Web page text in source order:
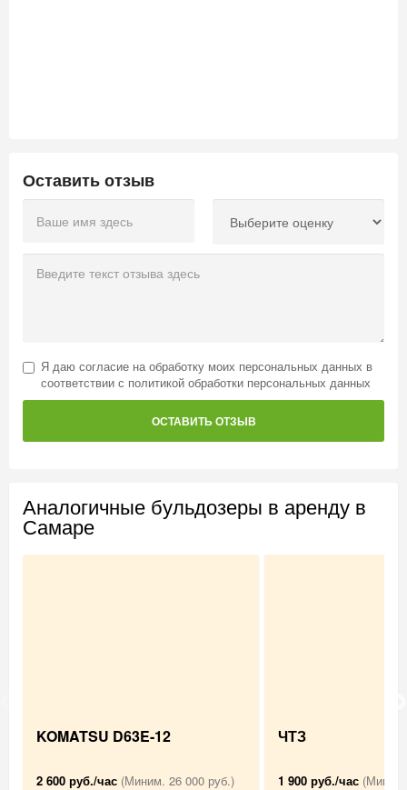
Оставить отзыв
Я даю согласие на обработку моих персональных данных в
соответствии с политикой обработки персональных данных
ОСТАВИТЬ ОТЗЫВ
Аналогичные бульдозеры в аренду в
Самаре
KOMATSU D63E-12
2 600 руб./час (Миним. 26 000 руб.)
ЧТЗ
1 900 руб./час